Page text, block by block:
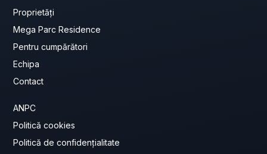
Proprietăți
Mega Parc Residence
Pentru cumpărători
Echipa
Contact
ANPC
Politică cookies
Politică de confidențialitate